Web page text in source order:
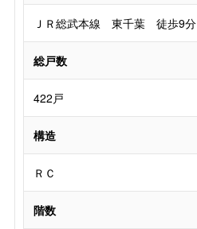
ＪＲ総武本線 東千葉 徒歩9分
総戸数
422戸
構造
ＲＣ
階数